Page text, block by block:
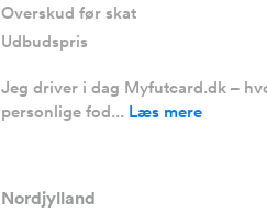
Overskud før skat
Udbudspris
Jeg driver i dag Myfutcard.dk –
personlige fod... Læs mere
Nordjylland